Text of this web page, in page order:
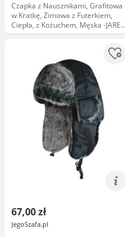
Czapka z Nausznikami, Grafitowa
w Kratkę, Zimowa z Futerkiem,
Ciepła, z Kożuchem, Męska -JAREK
CPAJARUSZANKAAWUP028grafit
67,00 zł
JegoSzafa.pl